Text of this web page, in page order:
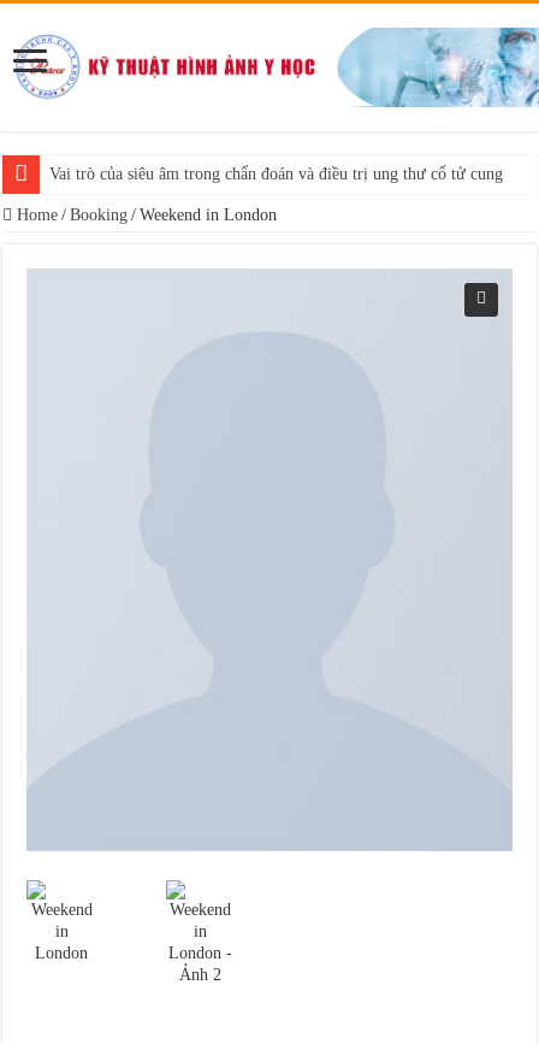
Vai trò của siêu âm trong chẩn đoán và điều trị ung thư cổ tử cung
Home / Booking / Weekend in London